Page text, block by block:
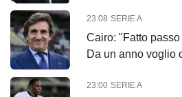
23:08 SERIE A
Cairo: "Fatto
Da un anno voglio
23:00 SERIE A